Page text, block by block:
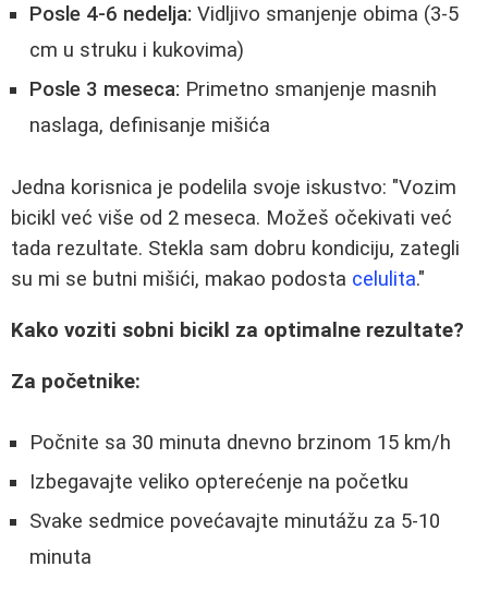
Posle 4-6 nedelja: Vidljivo smanjenje obima (3-5
cm u struku i kukovima)
Posle 3 meseca: Primetno smanjenje masnih
naslaga, definisanje mišića
Jedna korisnica je podelila svoje iskustvo: "Vozim
bicikl već više od 2 meseca. Možeš očekivati već
tada rezultate. Stekla sam dobru kondiciju, zategli
su mi se butni mišići, makao podosta celulita."
Kako voziti sobni bicikl za optimalne rezultate?
Za početnike:
Počnite sa 30 minuta dnevno brzinom 15 km/h
Izbegavajte veliko opterećenje na početku
Svake sedmice povećavajte minutážu za 5-10
minuta